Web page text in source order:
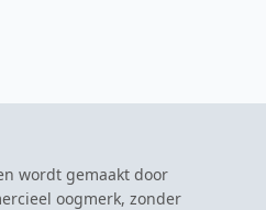
wordt gemaakt door
oogmerk, zonder